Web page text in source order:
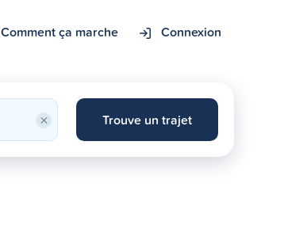
Comment ça marche Connexion
× Trouve un trajet